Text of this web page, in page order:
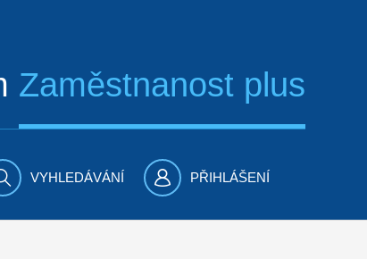
Zaměstnanost plus
VYHLEDÁVÁNÍ PŘIHLÁŠENÍ